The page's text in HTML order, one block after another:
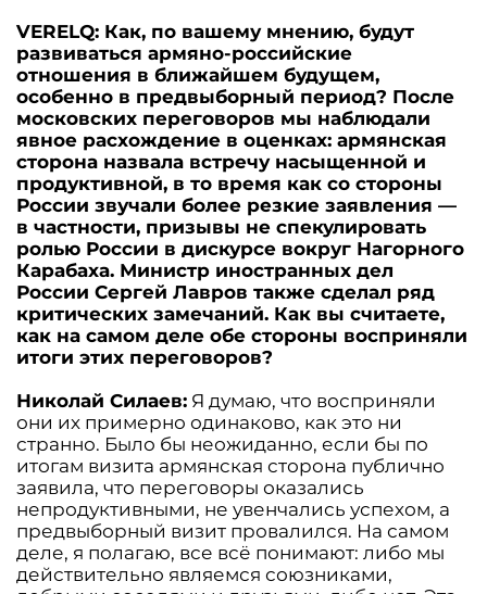
VERELQ: Как, по вашему мнению, будут
развиваться армяно-российские
отношения в ближайшем будущем,
особенно в предвыборный период? После
московских переговоров мы наблюдали
явное расхождение в оценках: армянская
сторона назвала встречу насыщенной и
продуктивной, в то время как со стороны
России звучали более резкие заявления —
в частности, призывы не спекулировать
ролью России в дискурсе вокруг Нагорного
Карабаха. Министр иностранных дел
России Сергей Лавров также сделал ряд
критических замечаний. Как вы считаете,
как на самом деле обе стороны восприняли
итоги этих переговоров?
Николай Силаев: Я думаю, что восприняли
они их примерно одинаково, как это ни
странно. Было бы неожиданно, если бы по
итогам визита армянская сторона публично
заявила, что переговоры оказались
непродуктивными, не увенчались успехом, а
предвыборный визит провалился. На самом
деле, я полагаю, все всё понимают: либо мы
действительно являемся союзниками,